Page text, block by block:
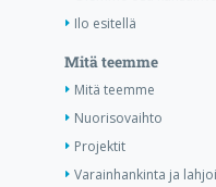
Ilo esitellä
Mitä teemme
Mitä teemme
Nuorisovaihto
Projektit
Varainhankinta ja